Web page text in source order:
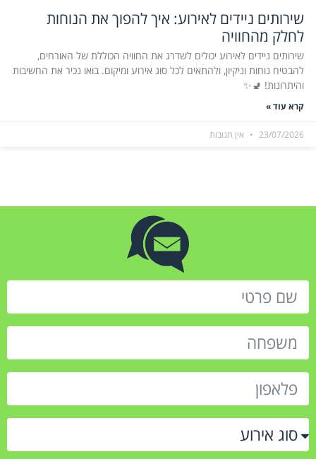
שירותים ניידים לאירוע: איך להפוך את הנוחות
לחלק מהחוויה
שירותים ניידים לאירוע יכולים לשדרג את החוויה הכוללת של האורחים,
להבטיח נוחות וניקיון, ולהתאים לכל סוג אירוע ומיקום. בואו נכיר את החשיבות
והיתרונות! 🚽✨
קרא עוד »
23/07/2026 אין תגובות